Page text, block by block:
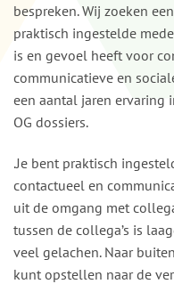
bespreken. Wij zoeken
praktisch ingestelde
is en gevoel heeft voor
communicatieve en
een aantal jaren ervaring
OG dossiers.
.Je bent praktisch
contactueel en
uit de omgang met
tussen de collega’s is
veel gelachen. Naar
kunt opstellen naar de